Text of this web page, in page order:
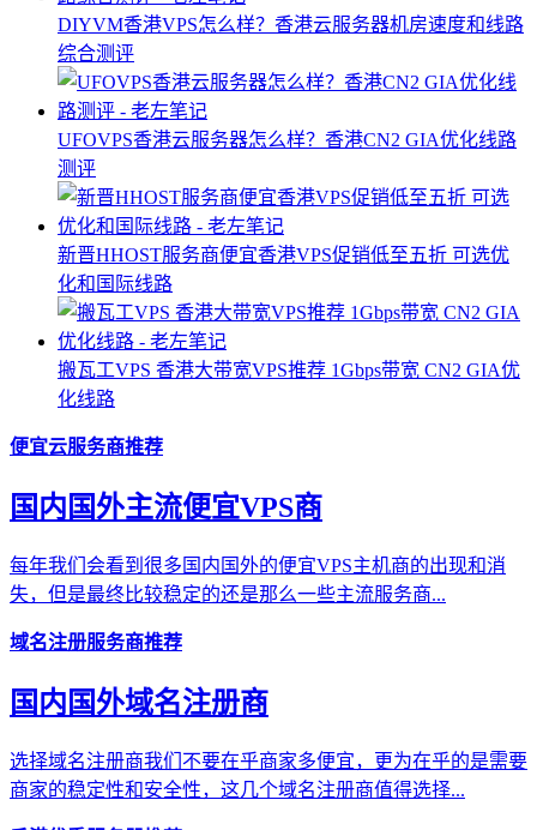
DIYVM香港VPS怎么样？香港云服务器机房速度和线路
综合测评
UFOVPS香港云服务器怎么样？香港CN2 GIA优化线路
测评
新晋HHOST服务商便宜香港VPS促销低至五折 可选优
化和国际线路
搬瓦工VPS 香港大带宽VPS推荐 1Gbps带宽 CN2 GIA优
化线路
便宜云服务商推荐
国内国外主流便宜VPS商
每年我们会看到很多国内国外的便宜VPS主机商的出现和消
失，但是最终比较稳定的还是那么一些主流服务商...
域名注册服务商推荐
国内国外域名注册商
选择域名注册商我们不要在乎商家多便宜，更为在乎的是需要
商家的稳定性和安全性，这几个域名注册商值得选择...